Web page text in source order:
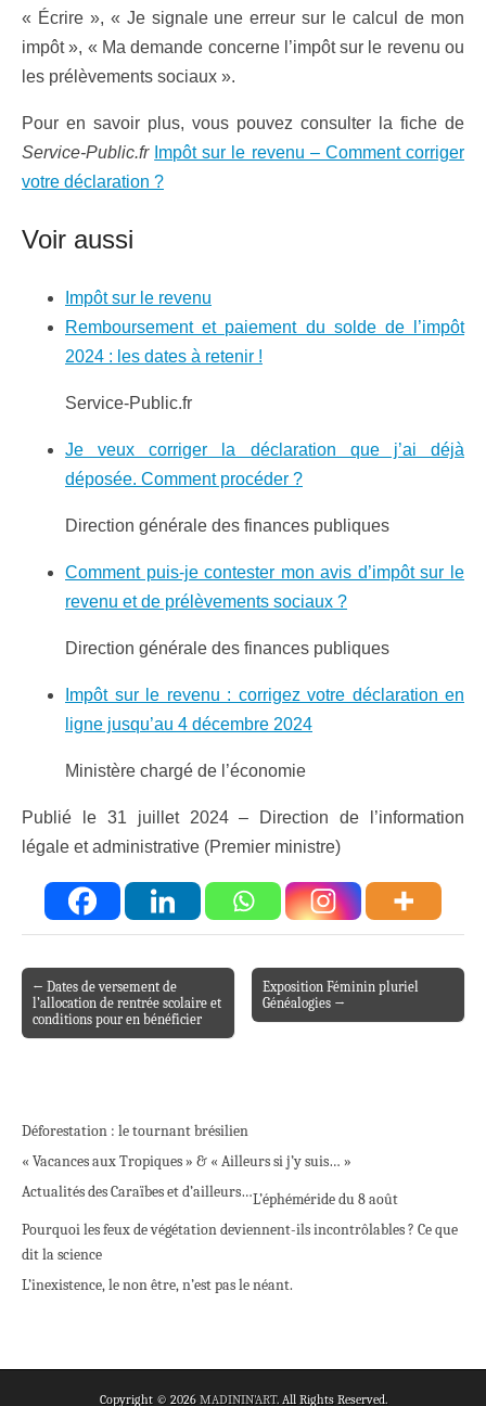
« Écrire », « Je signale une erreur sur le calcul de mon
impôt », « Ma demande concerne l’impôt sur le revenu ou
les prélèvements sociaux ».
Pour en savoir plus, vous pouvez consulter la fiche de
Service-Public.fr Impôt sur le revenu – Comment corriger
votre déclaration ?
Voir aussi
Impôt sur le revenu
Remboursement et paiement du solde de l’impôt
2024 : les dates à retenir !
Service-Public.fr
Je veux corriger la déclaration que j’ai déjà
déposée. Comment procéder ?
Direction générale des finances publiques
Comment puis-je contester mon avis d’impôt sur le
revenu et de prélèvements sociaux ?
Direction générale des finances publiques
Impôt sur le revenu : corrigez votre déclaration en
ligne jusqu’au 4 décembre 2024
Ministère chargé de l’économie
Publié le 31 juillet 2024 – Direction de l’information
légale et administrative (Premier ministre)
Post navigation
← Dates de versement de
l’allocation de rentrée scolaire et
conditions pour en bénéficier
Exposition Féminin pluriel
Généalogies →
Déforestation : le tournant brésilien
« Vacances aux Tropiques » & « Ailleurs si j’y suis… »
Actualités des Caraïbes et d’ailleurs…L’éphéméride du 8 août
Pourquoi les feux de végétation deviennent-ils incontrôlables ? Ce que
dit la science
L’inexistence, le non être, n’est pas le néant.
Copyright © 2026 MADININ'ART. All Rights Reserved.